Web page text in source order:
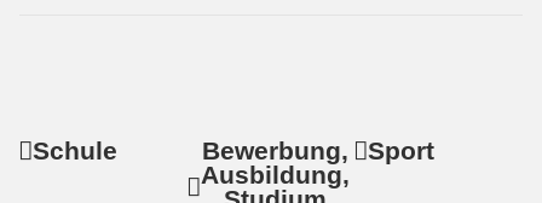
Schule Sport
Bewerbung,
Ausbildung,